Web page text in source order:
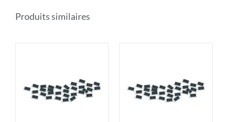
Produits similaires
AJOUTER AU PANIER
/
DÉTAILS